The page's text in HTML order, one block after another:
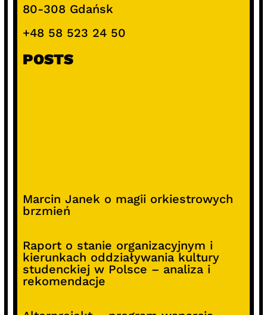
80-308 Gdańsk
+48 58 523 24 50
POSTS
Marcin Janek o magii orkiestrowych
brzmień
Raport o stanie organizacyjnym i
kierunkach oddziaływania kultury
studenckiej w Polsce – analiza i
rekomendacje